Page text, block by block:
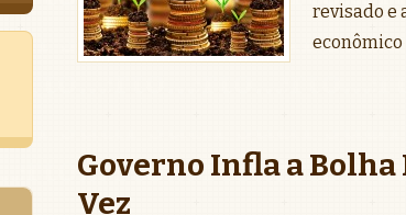
revisado e
econômico
Governo Infla a
Vez